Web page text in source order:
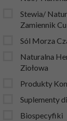
Stewia/
Zamiennik
Sól Morza
Naturalna
Ziołowa
Produkty
Suplementy
Biospecyfiki